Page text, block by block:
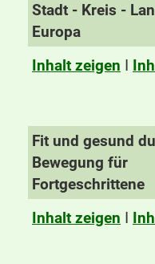
Stadt - Kreis -
Europa
Inhalt zeigen I
Fit und gesund
Bewegung für
Fortgeschrittene
Inhalt zeigen I